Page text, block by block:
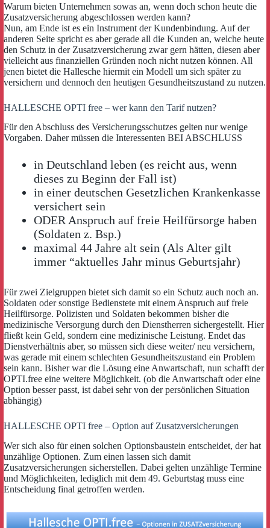
Warum bieten Unternehmen sowas an, wenn doch schon heute die
Zusatzversicherung abgeschlossen werden kann?
Nun, am Ende ist es ein Instrument der Kundenbindung. Auf der
anderen Seite spricht es aber gerade all die Kunden an, welche heute
den Schutz in der Zusatzversicherung zwar gern hätten, diesen aber
vielleicht aus finanziellen Gründen noch nicht nutzen können. All
jenen bietet die Hallesche hiermit ein Modell um sich später zu
versichern und dennoch den heutigen Gesundheitszustand zu nutzen.
HALLESCHE OPTI free – wer kann den Tarif nutzen?
Für den Abschluss des Versicherungsschutzes gelten nur wenige
Vorgaben. Daher müssen die Interessenten BEI ABSCHLUSS
in Deutschland leben (es reicht aus, wenn
dieses zu Beginn der Fall ist)
in einer deutschen Gesetzlichen Krankenkasse
versichert sein
ODER Anspruch auf freie Heilfürsorge haben
(Soldaten z. Bsp.)
maximal 44 Jahre alt sein (Als Alter gilt
immer “aktuelles Jahr minus Geburtsjahr)
Für zwei Zielgruppen bietet sich damit so ein Schutz auch noch an.
Soldaten oder sonstige Bedienstete mit einem Anspruch auf freie
Heilfürsorge. Polizisten und Soldaten bekommen bisher die
medizinische Versorgung durch den Dienstherren sichergestellt. Hier
fließt kein Geld, sondern eine medizinische Leistung. Endet das
Dienstverhältnis aber, so müssen sich diese weiter/ neu versichern,
was gerade mit einem schlechten Gesundheitszustand ein Problem
sein kann. Bisher war die Lösung eine Anwartschaft, nun schafft der
OPTI.free eine weitere Möglichkeit. (ob die Anwartschaft oder eine
Option besser passt, ist dabei sehr von der persönlichen Situation
abhängig)
HALLESCHE OPTI free – Option auf Zusatzversicherungen
Wer sich also für einen solchen Optionsbaustein entscheidet, der hat
unzählige Optionen. Zum einen lassen sich damit
Zusatzversicherungen sicherstellen. Dabei gelten unzählige Termine
und Möglichkeiten, lediglich mit dem 49. Geburtstag muss eine
Entscheidung final getroffen werden.